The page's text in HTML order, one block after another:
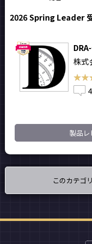
2026 Spring Leader
株式
製品レ
このカテゴ